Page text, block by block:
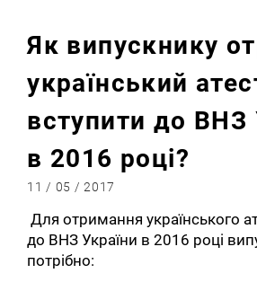
Як випускнику
український
вступити до ВНЗ
в 2016 році?
11 / 05 / 2017
Для отримання українського
до ВНЗ України в 2016 році
потрібно: